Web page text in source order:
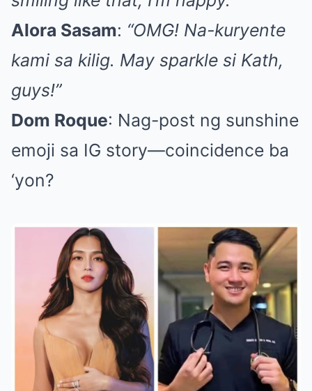
Alora Sasam: “OMG! Na-kuryente
kami sa kilig. May sparkle si Kath,
guys!”
Dom Roque: Nag-post ng sunshine
emoji sa IG story—coincidence ba
‘yon?